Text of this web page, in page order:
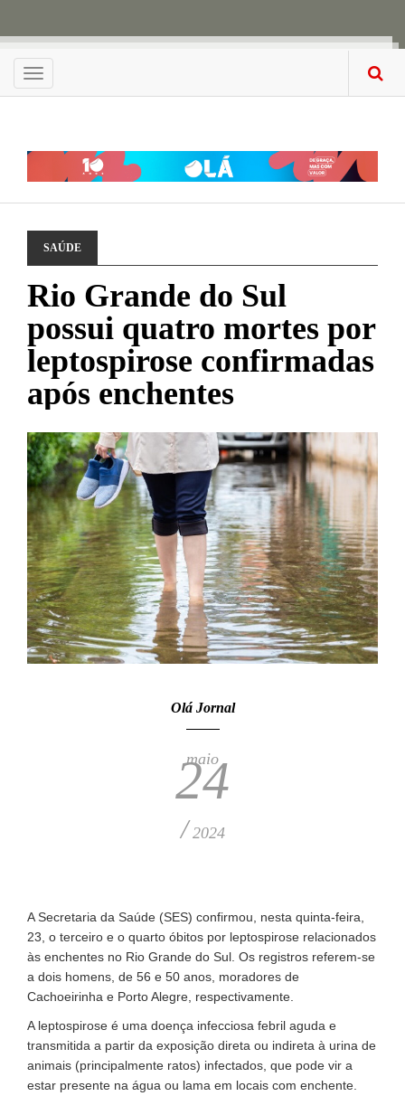
Menu
SAÚDE
Rio Grande do Sul
possui quatro mortes por
leptospirose confirmadas
após enchentes
Olá Jornal
maio
24
/2024
A Secretaria da Saúde (SES) confirmou, nesta quinta-feira,
23, o terceiro e o quarto óbitos por leptospirose relacionados
às enchentes no Rio Grande do Sul. Os registros referem-se
a dois homens, de 56 e 50 anos, moradores de
Cachoeirinha e Porto Alegre, respectivamente.
A leptospirose é uma doença infecciosa febril aguda e
transmitida a partir da exposição direta ou indireta à urina de
animais (principalmente ratos) infectados, que pode vir a
estar presente na água ou lama em locais com enchente.